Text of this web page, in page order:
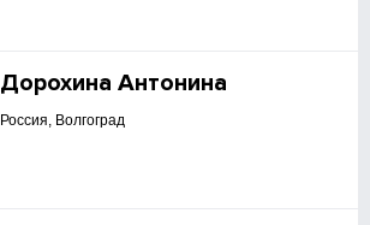
Дорохина Антонина
Россия, Волгоград